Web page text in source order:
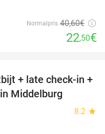
Normalpris 40,60€
22,50€
52%
+ late check-in +
Middelburg
8.2 star